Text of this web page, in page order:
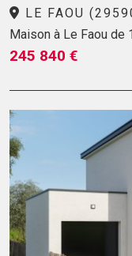
LE FAOU
Maison à Le Faou de
245 840 €